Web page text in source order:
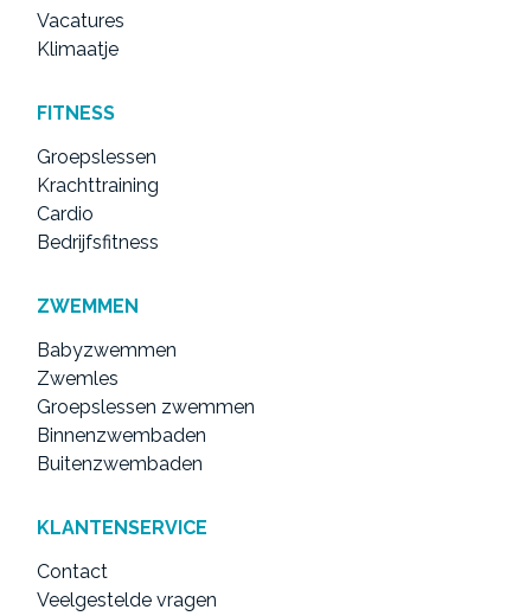
Vacatures
Klimaatje
FITNESS
Groepslessen
Krachttraining
Cardio
Bedrijfsfitness
ZWEMMEN
Babyzwemmen
Zwemles
Groepslessen zwemmen
Binnenzwembaden
Buitenzwembaden
KLANTENSERVICE
Contact
Veelgestelde vragen